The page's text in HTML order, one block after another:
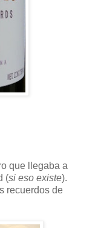
que llegaba a
(si eso existe).
recuerdos de